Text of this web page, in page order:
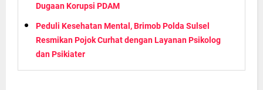
Dugaan Korupsi PDAM
Peduli Kesehatan Mental, Brimob Polda Sulsel
Resmikan Pojok Curhat dengan Layanan Psikolog
dan Psikiater